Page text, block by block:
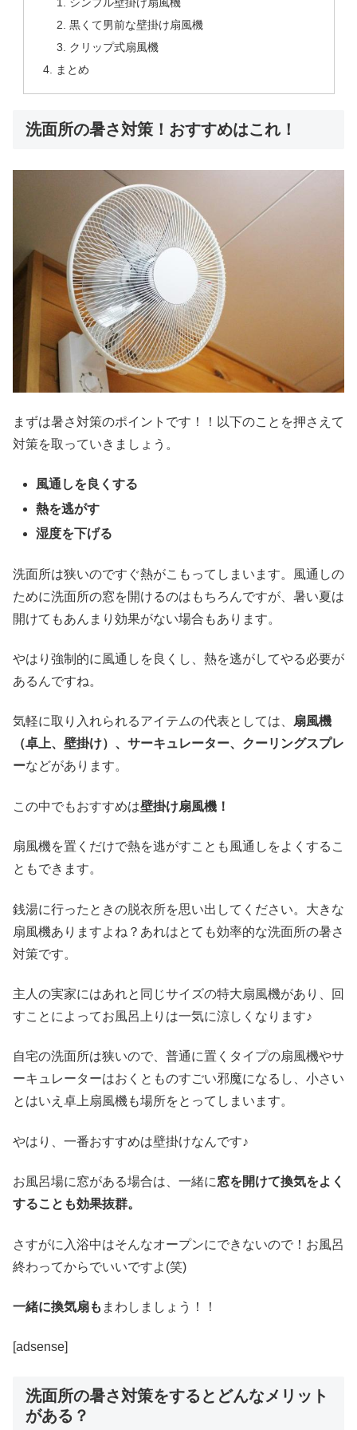
シンプル壁掛け扇風機
黒くて男前な壁掛け扇風機
クリップ式扇風機
まとめ
洗面所の暑さ対策！おすすめはこれ！
まずは暑さ対策のポイントです！！以下のことを押さえて
対策を取っていきましょう。
風通しを良くする
熱を逃がす
湿度を下げる
洗面所は狭いのですぐ熱がこもってしまいます。風通しの
ために洗面所の窓を開けるのはもちろんですが、暑い夏は
開けてもあんまり効果がない場合もあります。
やはり強制的に風通しを良くし、熱を逃がしてやる必要が
あるんですね。
気軽に取り入れられるアイテムの代表としては、 扇風機
（卓上、壁掛け）、サーキュレーター、クーリングスプレ
ーなどがあります。
この中でもおすすめは壁掛け扇風機！
扇風機を置くだけで熱を逃がすことも風通しをよくするこ
ともできます。
銭湯に行ったときの脱衣所を思い出してください。大きな
扇風機ありますよね？あれはとても効率的な洗面所の暑さ
対策です。
主人の実家にはあれと同じサイズの特大扇風機があり、回
すことによってお風呂上りは一気に涼しくなります♪
自宅の洗面所は狭いので、普通に置くタイプの扇風機やサ
ーキュレーターはおくとものすごい邪魔になるし、小さい
とはいえ卓上扇風機も場所をとってしまいます。
やはり、一番おすすめは壁掛けなんです♪
お風呂場に窓がある場合は、一緒に窓を開けて換気をよく
することも効果抜群。
さすがに入浴中はそんなオープンにできないので！お風呂
終わってからでいいですよ(笑)
一緒に換気扇も まわしましょう！！
[adsense]
洗面所の暑さ対策をするとどんなメリット
がある？